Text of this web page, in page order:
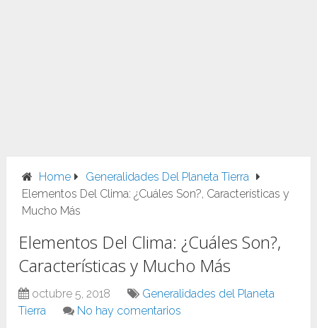
Home
Generalidades Del Planeta Tierra
Elementos Del Clima: ¿Cuáles Son?, Características y
Mucho Más
Elementos Del Clima: ¿Cuáles Son?,
Características y Mucho Más
octubre 5, 2018
Generalidades del Planeta
Tierra
No hay comentarios